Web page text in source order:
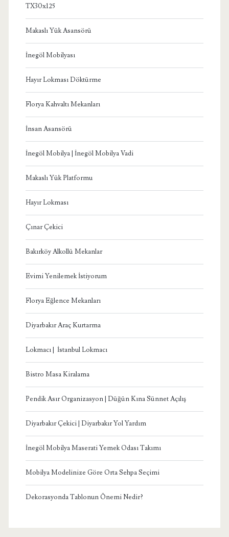
TX30x125
Makaslı Yük Asansörü
İnegöl Mobilyası
Hayır Lokması Döktürme
Florya Kahvaltı Mekanları
İnsan Asansörü
İnegöl Mobilya | İnegöl Mobilya Vadi
Makaslı Yük Platformu
Hayır Lokması
Çınar Çekici
Bakırköy Alkollü Mekanlar
Evimi Yenilemek İstiyorum
Florya Eğlence Mekanları
Diyarbakır Araç Kurtarma
Lokmacı | İstanbul Lokmacı
Bistro Masa Kiralama
Pendik Asır Organizasyon | Düğün Kına Sünnet Açılış
Diyarbakır Çekici | Diyarbakır Yol Yardım
İnegöl Mobilya Maserati Yemek Odası Takımı
Mobilya Modelinize Göre Orta Sehpa Seçimi
Dekorasyonda Tablonun Önemi Nedir?